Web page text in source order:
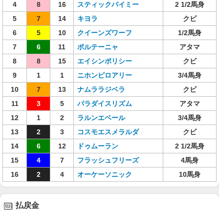
4
8 16 スティックバイミー
2 1/2馬身
5
7 14 キヨラ
クビ
6
5 10 クイーンズワーフ
1/2馬身
7
6 11 ポルテーニャ
アタマ
8
8 15 エイシンポリシー
クビ
9
1 1 ニホンピロアリー
3/4馬身
10
7 13 ナムララジベラ
クビ
11
3 5 パラダイスリズム
アタマ
12
1 2 ラルンエベール
3/4馬身
13
2 3 コスモエスメラルダ
クビ
14
6 12 ドゥムーラン
2 1/2馬身
15
4 7 フラッシュフリーズ
4馬身
16
2 4 オーケーソニック 10馬身
払戻金